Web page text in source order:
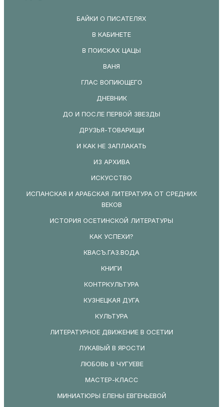
БАЙКИ О ПИСАТЕЛЯХ
В КАБИНЕТЕ
В ПОИСКАХ ЦАЦЫ
ВАНЯ
ГЛАС ВОПИЮЩЕГО
ДНЕВНИК
ДО И ПОСЛЕ ПЕРВОЙ ЗВЕЗДЫ
ДРУЗЬЯ-ТОВАРИЩИ
И КАК НЕ ЗАПЛАКАТЬ
ИЗ АРХИВА
ИСКУССТВО
ИСПАНСКАЯ И АРАБСКАЯ ЛИТЕРАТУРА ОТ СРЕДНИХ
ВЕКОВ
ИСТОРИЯ ОСЕТИНСКОЙ ЛИТЕРАТУРЫ
КАК УСПЕХИ?
КВАСЪ.ГАЗ.ВОДА
КНИГИ
КОНТРКУЛЬТУРА
КУЗНЕЦКАЯ ДУГА
КУЛЬТУРА
ЛИТЕРАТУРНОЕ ДВИЖЕНИЕ В ОСЕТИИ
ЛУКАВЫЙ В ЯРОСТИ
ЛЮБОВЬ В ЧУГУЕВЕ
МАСТЕР-КЛАСС
МИНИАТЮРЫ ЕЛЕНЫ ЕВГЕНЬЕВОЙ